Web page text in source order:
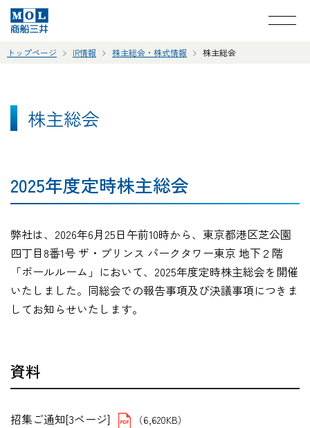
トップページ IR情報 株主総会・株式情報 株主総会
株主総会
2025年度定時株主総会
弊社は、2026年6月25日午前10時から、東京都港区芝公園
四丁目8番1号 ザ・プリンス パークタワー東京 地下２階
「ボールルーム」において、2025年度定時株主総会を開催
いたしました。同総会での報告事項及び決議事項につきま
してお知らせいたします。
資料
招集ご通知[3ページ] （6,620KB）